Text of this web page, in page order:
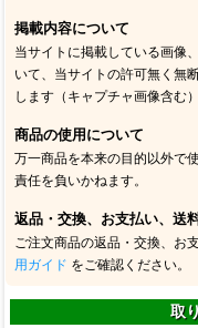
掲載内容について
当サイトに掲載している画像
いて、当サイトの許可無く無
します（キャプチャ画像含む）
商品の使用について
万一商品を本来の目的以外で
責任を負いかねます。
返品・交換、お支払い、送
ご注文商品の返品・交換、お
用ガイド をご確認ください。
取